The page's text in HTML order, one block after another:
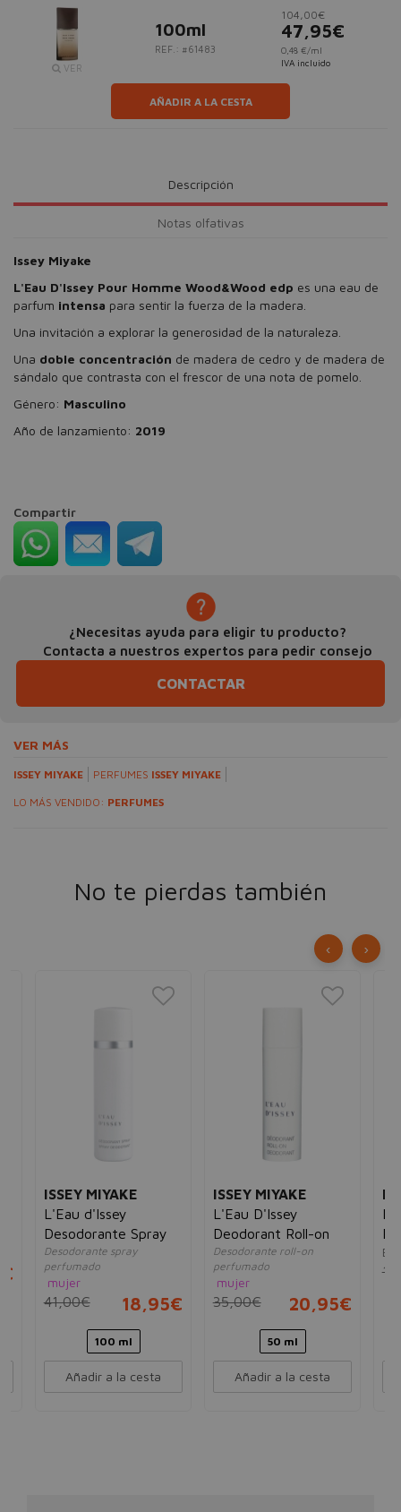
VER
100ml
REF.: #61483
104,00€
47,95€
0,48 €/ml
IVA incluido
AÑADIR A LA CESTA
Descripción
Notas olfativas
Issey Miyake
L'Eau D'Issey Pour Homme Wood&Wood edp es una eau de
parfum intensa para sentir la fuerza de la madera.
Una invitación a explorar la generosidad de la naturaleza.
Una doble concentración de madera de cedro y de madera de
sándalo que contrasta con el frescor de una nota de pomelo.
Género: Masculino
Año de lanzamiento: 2019
Compartir
¿Necesitas ayuda para eligir tu producto?
Contacta a nuestros expertos para pedir consejo
CONTACTAR
VER MÁS
ISSEY MIYAKE PERFUMES ISSEY MIYAKE
LO MÁS VENDIDO: PERFUMES
No te pierdas también
ISSEY MIYAKE
L'Eau d'Issey
Desodorante Spray
Desodorante spray
perfumado
mujer
41,00€ 18,95€
100 ml
Añadir a la cesta
ISSEY MIYAKE
L'Eau D'Issey
Deodorant Roll-on
Desodorante roll-on
perfumado
mujer
35,00€ 20,95€
50 ml
Añadir a la cesta
‹ ›